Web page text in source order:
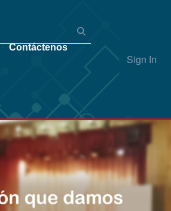
Sign In
Contáctenos